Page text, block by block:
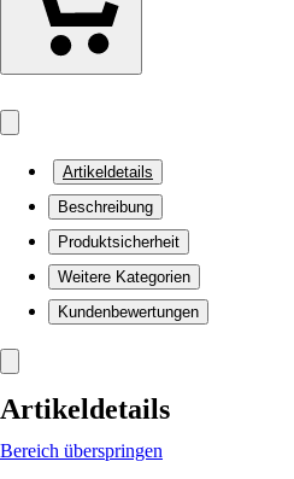
Artikeldetails
Beschreibung
Produktsicherheit
Weitere Kategorien
Kundenbewertungen
Artikeldetails
Bereich überspringen